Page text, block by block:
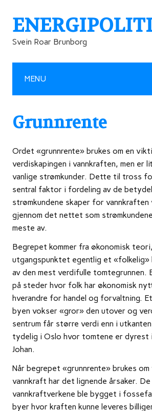
Svein Roar Brunborg
MENU
Grunnrente
Ordet «grunnrente» brukes om en
verdiskapingen i vannkraften, men er
vanlige strømkunder. Dette til tross
sentral faktor i fordeling av de
strømkundene skaper for vannkraften
gjennom det nettet som
meste av.
Begrepet kommer fra økonomisk
utgangspunktet egentlig et «folkelig»
av den mest verdifulle tomtegrunnen.
på steder hvor folk har økonomisk
hverandre for handel og forvaltning.
byen vokser «gror» den utover og
sentrum får større verdi enn i
tydelig i Oslo hvor tomtene er dyrest
Johan.
Når begrepet «grunnrente» brukes om
vannkraft har det lignende årsaker.
vannkraftverkene ble bygget i
byer hvor kraften kunne leveres